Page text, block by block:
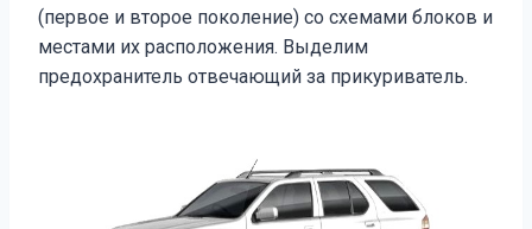
(первое и второе поколение) со схемами блоков и
местами их расположения. Выделим
предохранитель отвечающий за прикуриватель.